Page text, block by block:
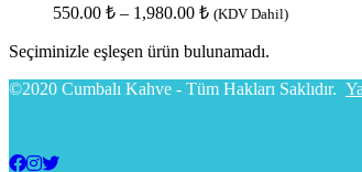
550.00 ₺ – 1,980.00 ₺ (KDV Dahil)
Seçiminizle eşleşen ürün bulunamadı.
©2020 Cumbalı Kahve - Tüm Hakları Saklıdır.